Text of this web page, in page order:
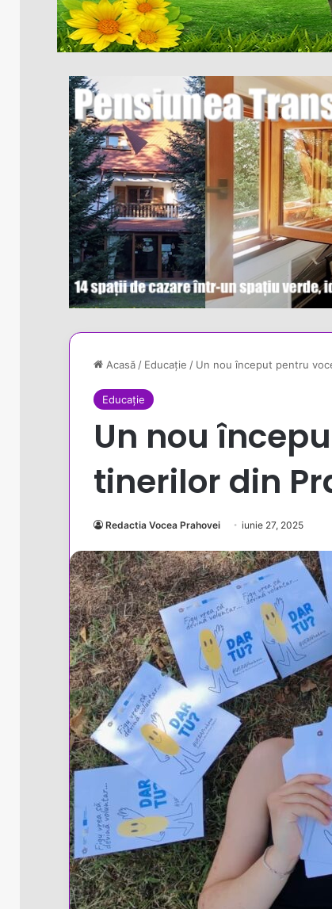
Acasă/ Educație / Un nou început pentru
Educație
Un nou
tinerilor din
Redactia Vocea Prahovei iunie 27, 2025